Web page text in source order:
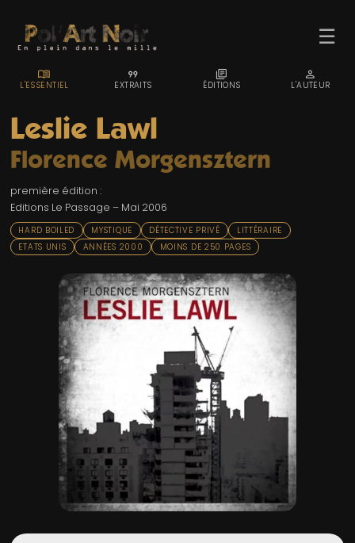
☰
ACCUEIL
TROMBINO
INDEX
RECHERCHE
LIENS & FESTIVALS
UN POLAR AU HASARD
Leslie Lawl
Florence Morgensztern
première édition :
Editions Le Passage – Mai 2006
HARD BOILED MYSTIQUE DÉTECTIVE PRIVÉ
LITTÉRAIRE
ETATS UNIS
ANNÉES 2000 MOINS DE 250 PAGES
MENU_BOOK
L'ESSENTIEL
FORMAT_QUOTE
EXTRAITS
LIBRARY_BOOKS
ÉDITIONS
PERSON
L'AUTEUR